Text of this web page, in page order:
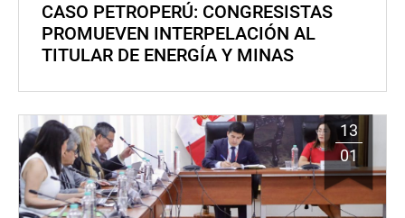
CASO PETROPERÚ: CONGRESISTAS
PROMUEVEN INTERPELACIÓN AL
TITULAR DE ENERGÍA Y MINAS
13
01